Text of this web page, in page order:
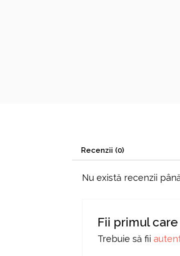
Recenzii (0)
Nu există recenzii
Fii primul
Trebuie să fii